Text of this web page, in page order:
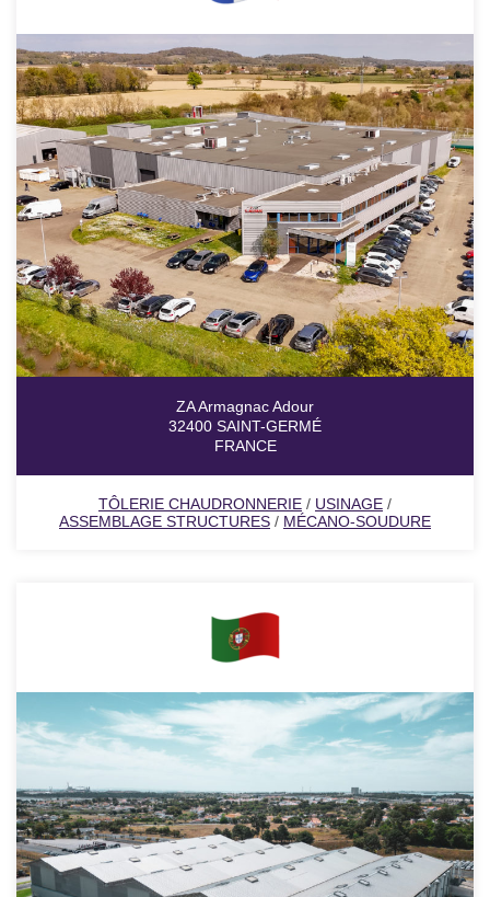
ZA Armagnac Adour
32400 SAINT-GERMÉ
FRANCE
TÔLERIE CHAUDRONNERIE / USINAGE /
ASSEMBLAGE STRUCTURES / MÉCANO-SOUDURE